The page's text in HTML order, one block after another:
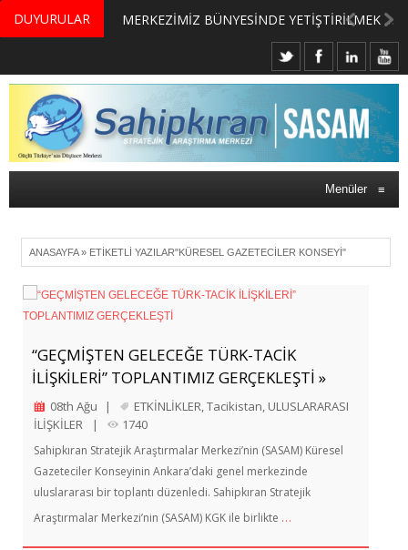
DUYURULAR MERKEZİMİZ BÜNYESİNDE YETİŞTİRİLMEK ÜZERE GÖNÜLLÜ ÜLKE MASASI UZMANI VE UZMAN ADAYLARI ARIYORUZ
Menüler ≡
ANASAYFA» ETIKETLI YAZILAR"KÜRESEL GAZETECILER KONSEYI"
“GEÇMİŞTEN GELECEĞE TÜRK-TACİK
İLİŞKİLERİ” TOPLANTIMIZ GERÇEKLEŞTİ »
08th Ağu | ETKİNLİKLER Tacikistan ULUSLARARASI
İLİŞKİLER
| 1740
Sahipkıran Stratejik Araştırmalar Merkezi’nin (SASAM) Küresel
Gazeteciler Konseyinin Ankara’daki genel merkezinde
uluslararası bir toplantı düzenledi. Sahipkıran Stratejik
Araştırmalar Merkezi’nin (SASAM) KGK ile birlikte …